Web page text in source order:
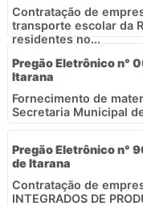
Contratação de
transporte escolar da
residentes no...
Pregão Eletrônico n°
Itarana
Fornecimento de
Secretaria Municipal
Pregão Eletrônico n°
de Itarana
Contratação de
INTEGRADOS DE